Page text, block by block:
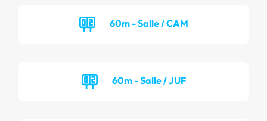
60m - Salle / CAM
60m - Salle / JUF